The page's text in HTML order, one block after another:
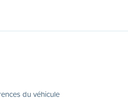
du véhicule